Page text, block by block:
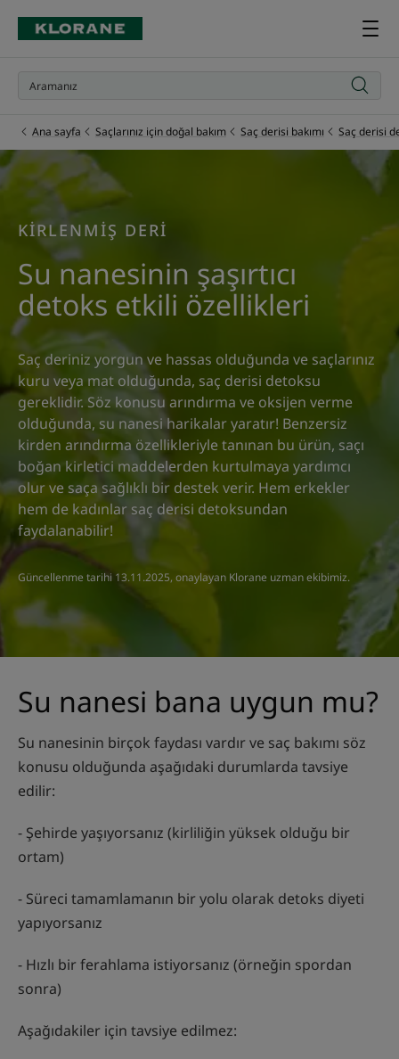
Ana sayfa Saçlarınız için doğal bakım Saç derisi bakımı Saç derisi
KİRLENMİŞ DERİ
Su nanesinin şaşırtıcı
detoks etkili özellikleri
Saç deriniz yorgun ve hassas olduğunda ve saçlarınız
kuru veya mat olduğunda, saç derisi detoksu
gereklidir. Söz konusu arındırma ve oksijen verme
olduğunda, su nanesi harikalar yaratır! Benzersiz
kirden arındırma özellikleriyle tanınan bu ürün, saçı
boğan kirletici maddelerden kurtulmaya yardımcı
olur ve saça sağlıklı bir destek verir. Hem erkekler
hem de kadınlar saç derisi detoksundan
faydalanabilir!
Güncellenme tarihi 13.11.2025, onaylayan Klorane uzman ekibimiz.
Su nanesi bana uygun mu?
Su nanesinin birçok faydası vardır ve saç bakımı söz
konusu olduğunda aşağıdaki durumlarda tavsiye
edilir:
- Şehirde yaşıyorsanız (kirliliğin yüksek olduğu bir
ortam)
- Süreci tamamlamanın bir yolu olarak detoks diyeti
yapıyorsanız
- Hızlı bir ferahlama istiyorsanız (örneğin spordan
sonra)
Aşağıdakiler için tavsiye edilmez: